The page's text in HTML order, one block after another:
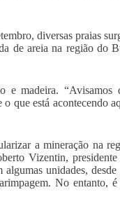
diversas praias
de areia na região do
e madeira. “Avisamos
que está acontecendo
a mineração na
Vizentin,
unidades,
No entanto,